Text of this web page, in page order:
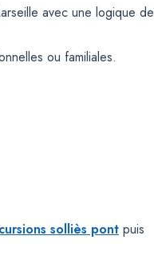
avec une logique de
ou familiales.
solliès pont puis